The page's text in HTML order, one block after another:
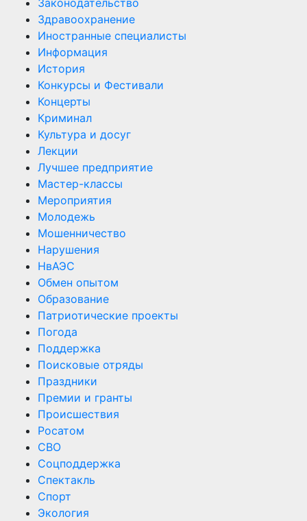
Здравоохранение
Иностранные специалисты
Информация
История
Конкурсы и Фестивали
Концерты
Криминал
Культура и досуг
Лекции
Лучшее предприятие
Мастер-классы
Мероприятия
Молодежь
Мошенничество
Нарушения
НвАЭС
Обмен опытом
Образование
Патриотические проекты
Погода
Поддержка
Поисковые отряды
Праздники
Премии и гранты
Происшествия
Росатом
СВО
Соцподдержка
Спектакль
Спорт
Экология